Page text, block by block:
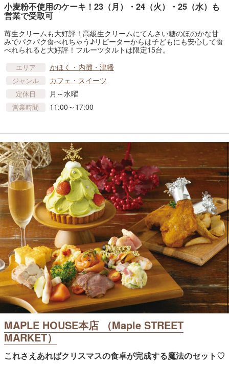
小麦粉不使用のケーキ！23（月）・24（火）・25（水）も
営業で受取可
苺生クリームも大好評！高級生クリームにてんさい糖のほのかな甘
みでパクパク食べれちゃう♪リピーターからは子どもにも安心して食
べれられると大好評！フルーツタルトは限定15台。
エリア かほく・内灘・津幡
ジャンル カフェ・スイーツ
定休日 月～水曜
営業時間 11:00～17:00
MAPLE HOUSE本店 （Maple STREET
MARKET）
これさえあればクリスマスの食卓が完成する魔法のセット♡